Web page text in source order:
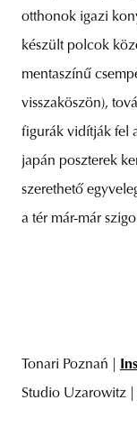
otthonok igazi
készült polcok
mentaszínű
visszaköszön),
figurák vidítják fel
japán poszterek
szerethető
a tér már-már
Tonari Poznań
Studio Uzarowitz |